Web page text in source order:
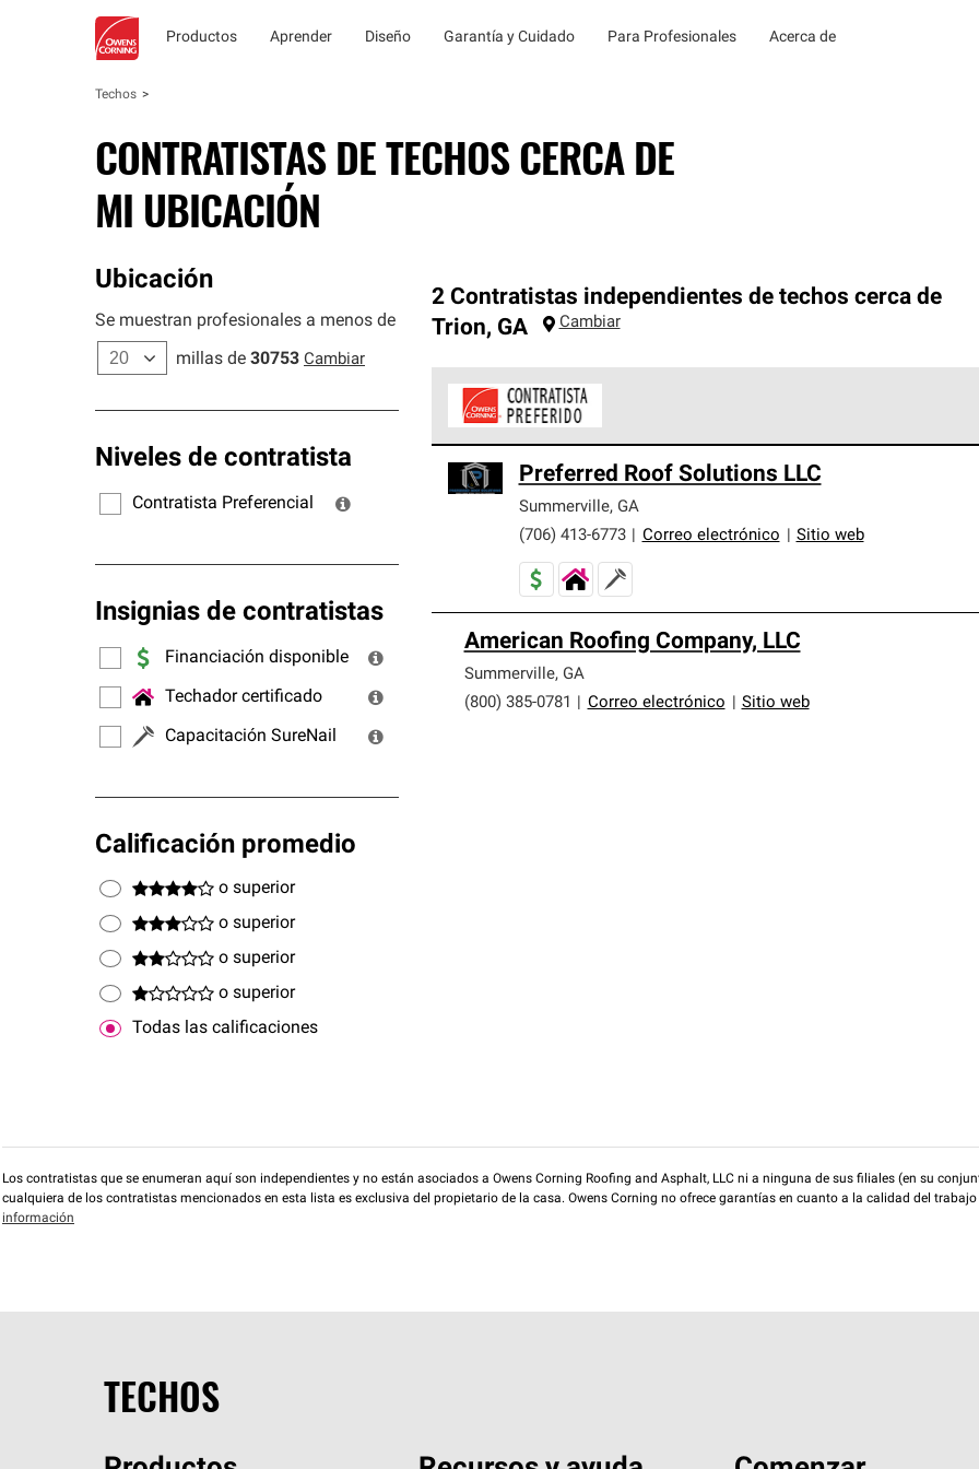
Productos Aprender Diseño Garantía y Cuidado Para Profesionales Acerca de
Techos
CONTRATISTAS DE TECHOS CERCA DE
MI UBICACIÓN
Ubicación
Se muestran profesionales a menos de
millas de 30753 Cambiar
Niveles de contratista
Contratista Preferencial
Insignias de contratistas
Financiación disponible
Techador certificado
Capacitación SureNail
Calificación promedio
o superior
o superior
o superior
o superior
Todas las calificaciones
2 Contratistas independientes de techos cerca de
Trion, GA Cambiar
cumplen con altos estándares y requisitos estrictos de
Preferred Roof Solutions LLC
Summerville, GA
(706) 413-6773
Correo electrónico Sitio web
American Roofing Company, LLC
Summerville, GA
(800) 385-0781
Correo electrónico Sitio web
Los contratistas que se enumeran aquí son independientes y no están asociados a Owens Corning Roofing and Asphalt, LLC ni a ninguna de sus filiales (en su
cualquiera de los contratistas mencionados en esta lista es exclusiva del propietario de la casa. Owens Corning no ofrece garantías en cuanto a la calidad del
información
TECHOS